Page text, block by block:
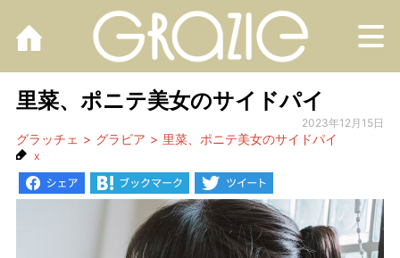
里菜、ポニテ美女のサイドパイ
2023年12月15日
グラッチェ グラビア 里菜、ポニテ美女のサイドパイ
x